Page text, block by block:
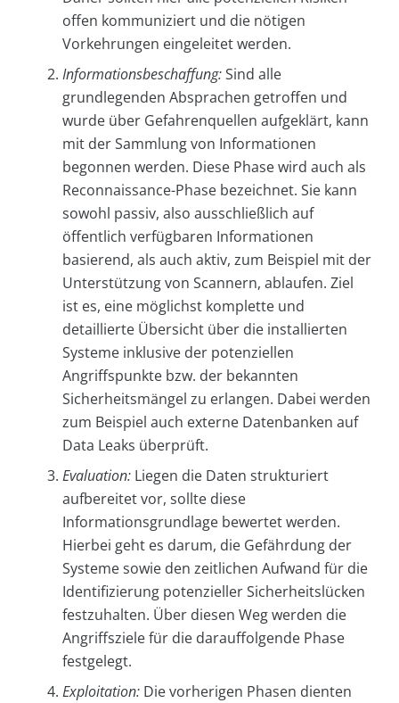
offen kommuniziert und die nötigen
Vorkehrungen eingeleitet werden.
Informationsbeschaffung:Sind alle
grundlegenden Absprachen getroffen und
wurde über Gefahrenquellen aufgeklärt, kann
mit der Sammlung von Informationen
begonnen werden. Diese Phase wird auch als
Reconnaissance-Phase bezeichnet. Sie kann
sowohl passiv, also ausschließlich auf
öffentlich verfügbaren Informationen
basierend, als auch aktiv, zum Beispiel mit der
Unterstützung von Scannern, ablaufen. Ziel
ist es, eine möglichst komplette und
detaillierte Übersicht über die installierten
Systeme inklusive der potenziellen
Angriffspunkte bzw. der bekannten
Sicherheitsmängel zu erlangen. Dabei werden
zum Beispiel auch externe Datenbanken auf
Data Leaks überprüft.
Evaluation: Liegen die Daten strukturiert
aufbereitet vor, sollte diese
Informationsgrundlage bewertet werden.
Hierbei geht es darum, die Gefährdung der
Systeme sowie den zeitlichen Aufwand für die
Identifizierung potenzieller Sicherheitslücken
festzuhalten. Über diesen Weg werden die
Angriffsziele für die darauffolgende Phase
festgelegt.
Exploitation: Die vorherigen Phasen dienten